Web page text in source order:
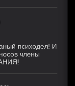
психодел! И
члены